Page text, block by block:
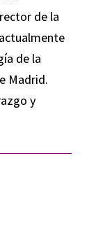
de la
de la
Madrid.
y